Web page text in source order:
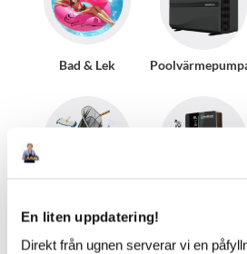
En liten uppdatering!
Direkt från ugnen serverar vi en
Bad & Lek